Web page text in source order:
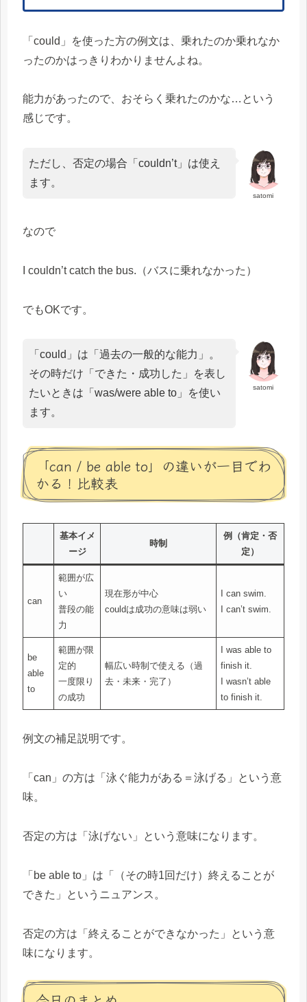
「could」を使った方の例文は、乗れたのか乗れなか
ったのかはっきりわかりませんよね。
能力があったので、おそらく乗れたのかな…という
感じです。
satomi
ただし、否定の場合「couldn’t」は使え
ます。
なので
I couldn’t catch the bus.（バスに乗れなかった）
でもOKです。
satomi
「could」は「過去の一般的な能力」。
その時だけ「できた・成功した」を表し
たいときは「was/were able to」を使い
ます。
「can / be able to」の違いが一目でわ
かる！比較表
基本イメ
ージ
時制
例（肯定・否
定）
can
範囲が広
い
普段の能
力
現在形が中心
couldは成功の意味は弱い
I can swim.
I can’t swim.
be
able
to
範囲が限
定的
一度限り
の成功
幅広い時制で使える（過
去・未来・完了）
I was able to
finish it.
I wasn’t able
to finish it.
例文の補足説明です。
「can」の方は「泳ぐ能力がある＝泳げる」という意
味。
否定の方は「泳げない」という意味になります。
「be able to」は「（その時1回だけ）終えることが
できた」というニュアンス。
否定の方は「終えることができなかった」という意
味になります。